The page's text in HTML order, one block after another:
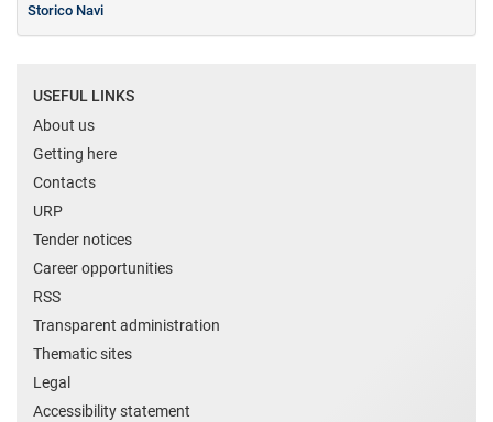
Storico Navi
USEFUL LINKS
About us
Getting here
Contacts
URP
Tender notices
Career opportunities
RSS
Transparent administration
Thematic sites
Legal
Accessibility statement